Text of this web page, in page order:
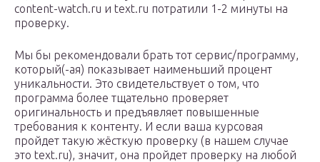
content-watch.ru и text.ru потратили 1-2 минуты на
проверку.
Мы бы рекомендовали брать тот сервис/программу,
который(-ая) показывает наименьший процент
уникальности. Это свидетельствует о том, что
программа более тщательно проверяет
оригинальность и предъявляет повышенные
требования к контенту. И если ваша курсовая
пройдет такую жёсткую проверку (в нашем случае
это text.ru), значит, она пройдет проверку на любой